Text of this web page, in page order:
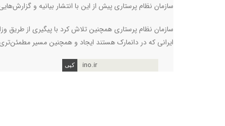
سازمان نظام پرستاری پیش از این با انتشار بیانیه و
سازمان نظام پرستاری همچنین تلاش کرد با پیگیری از طریق
ایرانی که در دانمارک هستند ایجاد و همچنین مسیر
ino.ir